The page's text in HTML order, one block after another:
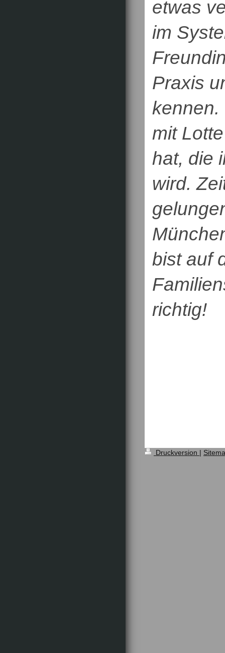
etwas
im
Praxis
kennen.
mit
hat, die
wird.
bist auf
richtig!​
Druckversion |